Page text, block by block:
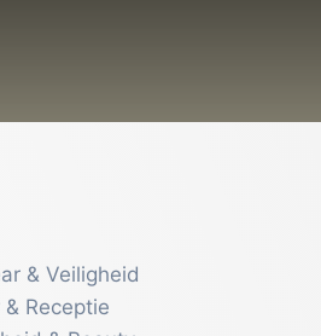
& Veiligheid
Receptie